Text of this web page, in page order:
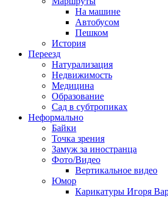
На машине
Автобусом
Пешком
История
Переезд
Натурализация
Недвижимость
Медицина
Образование
Сад в субтропиках
Неформально
Байки
Точка зрения
Замуж за иностранца
Фото/Видео
Вертикальное видео
Юмор
Карикатуры Игоря